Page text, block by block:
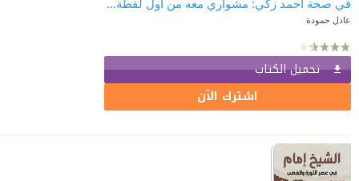
في صحة أحمد زكي: مشواري معه من أول لقطة إلى آخر لحظة!
عادل حمودة
تحميل الكتاب
اشترك الآن